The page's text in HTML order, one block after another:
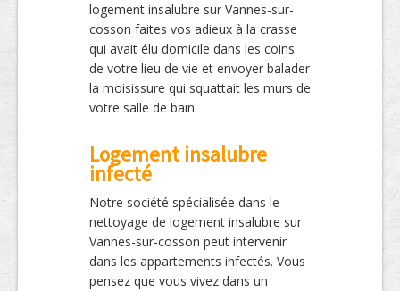
logement insalubre sur Vannes-sur-
cosson faites vos adieux à la crasse
qui avait élu domicile dans les coins
de votre lieu de vie et envoyer balader
la moisissure qui squattait les murs de
votre salle de bain.
Logement insalubre
infecté
Notre société spécialisée dans le
nettoyage de logement insalubre sur
Vannes-sur-cosson peut intervenir
dans les appartements infectés. Vous
pensez que vous vivez dans un